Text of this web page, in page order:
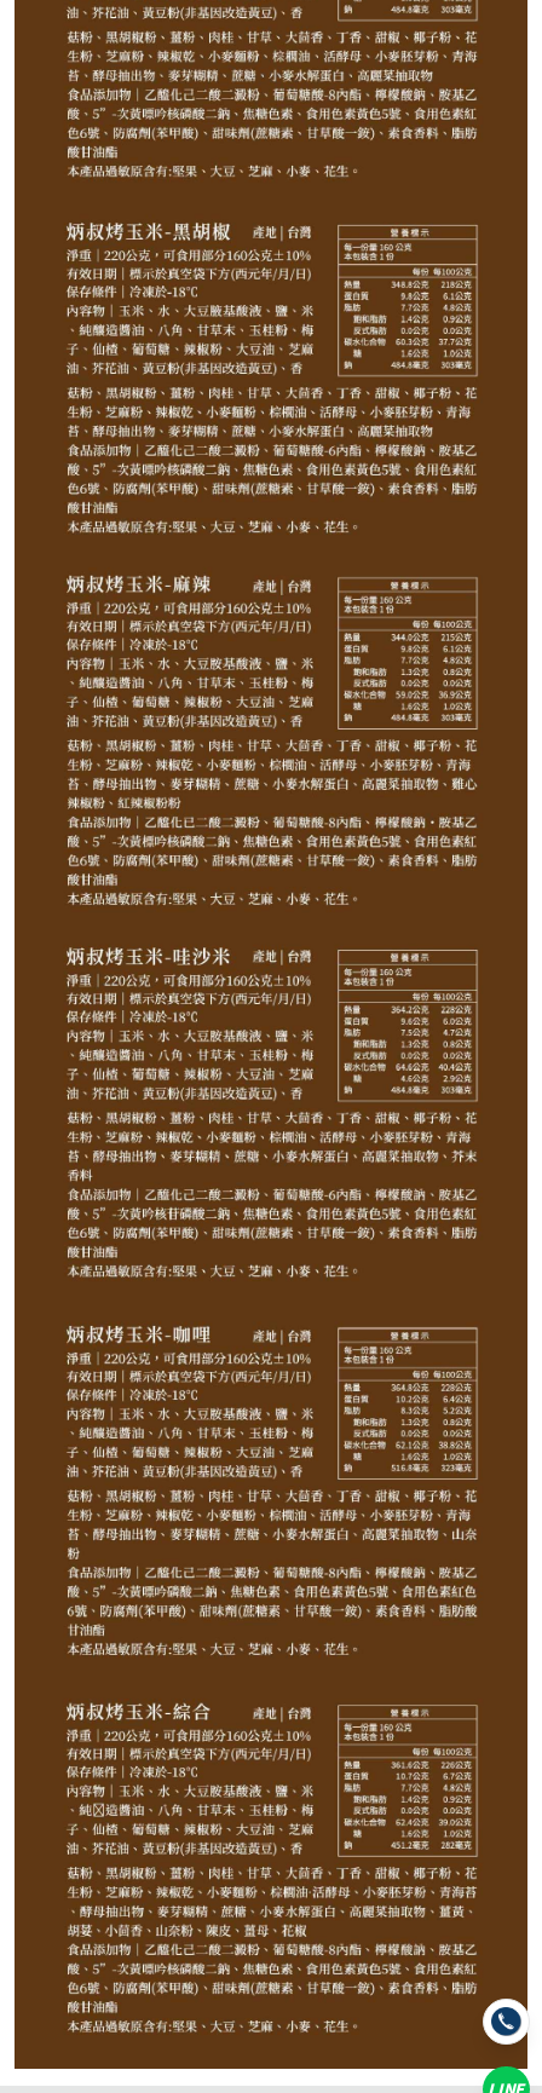
NT$85NT$ 100
8.5折
規格
許記生煎包 義豐蔥油派 牙齒肉圓
炳叔碳烤玉米-原味 炳叔碳烤玉米-黑胡椒
炳叔碳烤玉米-麻辣 炳叔碳烤玉米-哇沙米
炳叔碳烤玉米-綜合(小辣)